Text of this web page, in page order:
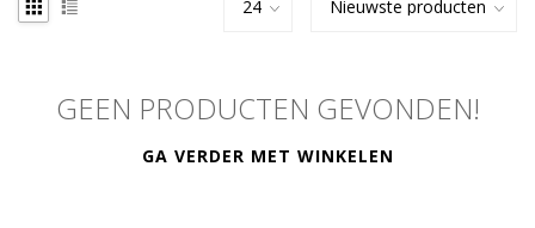
GEEN PRODUCTEN GEVONDEN!
GA VERDER MET WINKELEN